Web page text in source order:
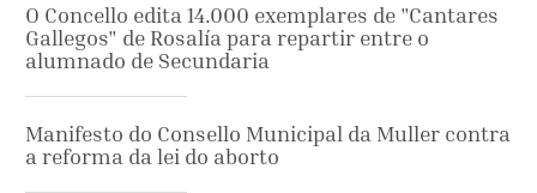
O Concello edita 14.000 exemplares de "Cantares
Gallegos" de Rosalía para repartir entre o
alumnado de Secundaria
Manifesto do Consello Municipal da Muller contra
a reforma da lei do aborto